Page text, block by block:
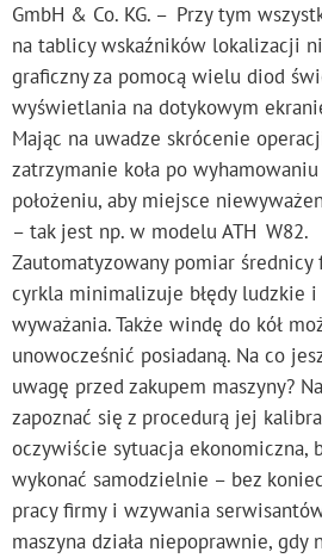
GmbH & Co. KG. – Przy tym
na tablicy wskaźników lokalizacji
graficzny za pomocą wielu diod
wyświetlania na dotykowym
Mając na uwadze skrócenie
zatrzymanie koła po
położeniu, aby miejsce
– tak jest np. w modelu ATH W82.
Zautomatyzowany pomiar
cyrkla minimalizuje błędy ludzkie i
wyważania. Także windę do kół
unowocześnić posiadaną. Na co
uwagę przed zakupem maszyny?
zapoznać się z procedurą jej
oczywiście sytuacja ekonomiczna,
wykonać samodzielnie – bez
pracy firmy i wzywania
maszyna działa niepoprawnie, gdy